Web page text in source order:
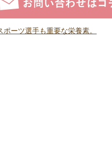
ーツ選手も重要な栄養素。